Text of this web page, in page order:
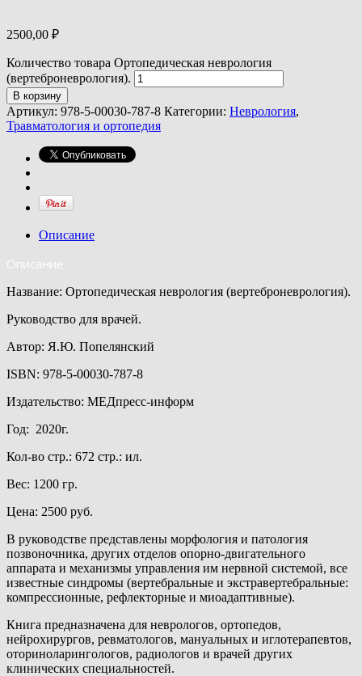
2500,00 ₽
Количество товара Ортопедическая неврология
(вертеброневрология).
В корзину
Артикул: 978-5-00030-787-8 Категории: Неврология,
Травматология и ортопедия
Описание
Описание
Название: Ортопедическая неврология (вертеброневрология).
Руководство для врачей.
Автор: Я.Ю. Попелянский
ISBN: 978-5-00030-787-8
Издательство: МЕДпресс-информ
Год: 2020г.
Кол-во стр.: 672 стр.: ил.
Вес: 1200 гр.
Цена: 2500 руб.
В руководстве представлены морфология и патология
позвоночника, других отделов опорно-двигательного
аппарата и механизмы управления им нервной системой, все
известные синдромы (вертебральные и экстравертебральные:
компрессионные, рефлекторные и миоадаптивные).
Книга предназначена для неврологов, ортопедов,
нейрохирургов, ревматологов, мануальных и иглотерапевтов,
оториноларингологов, радиологов и врачей других
клинических специальностей.